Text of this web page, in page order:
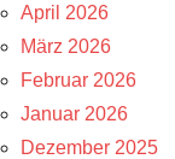
April 2026
März 2026
Februar 2026
Januar 2026
Dezember 2025